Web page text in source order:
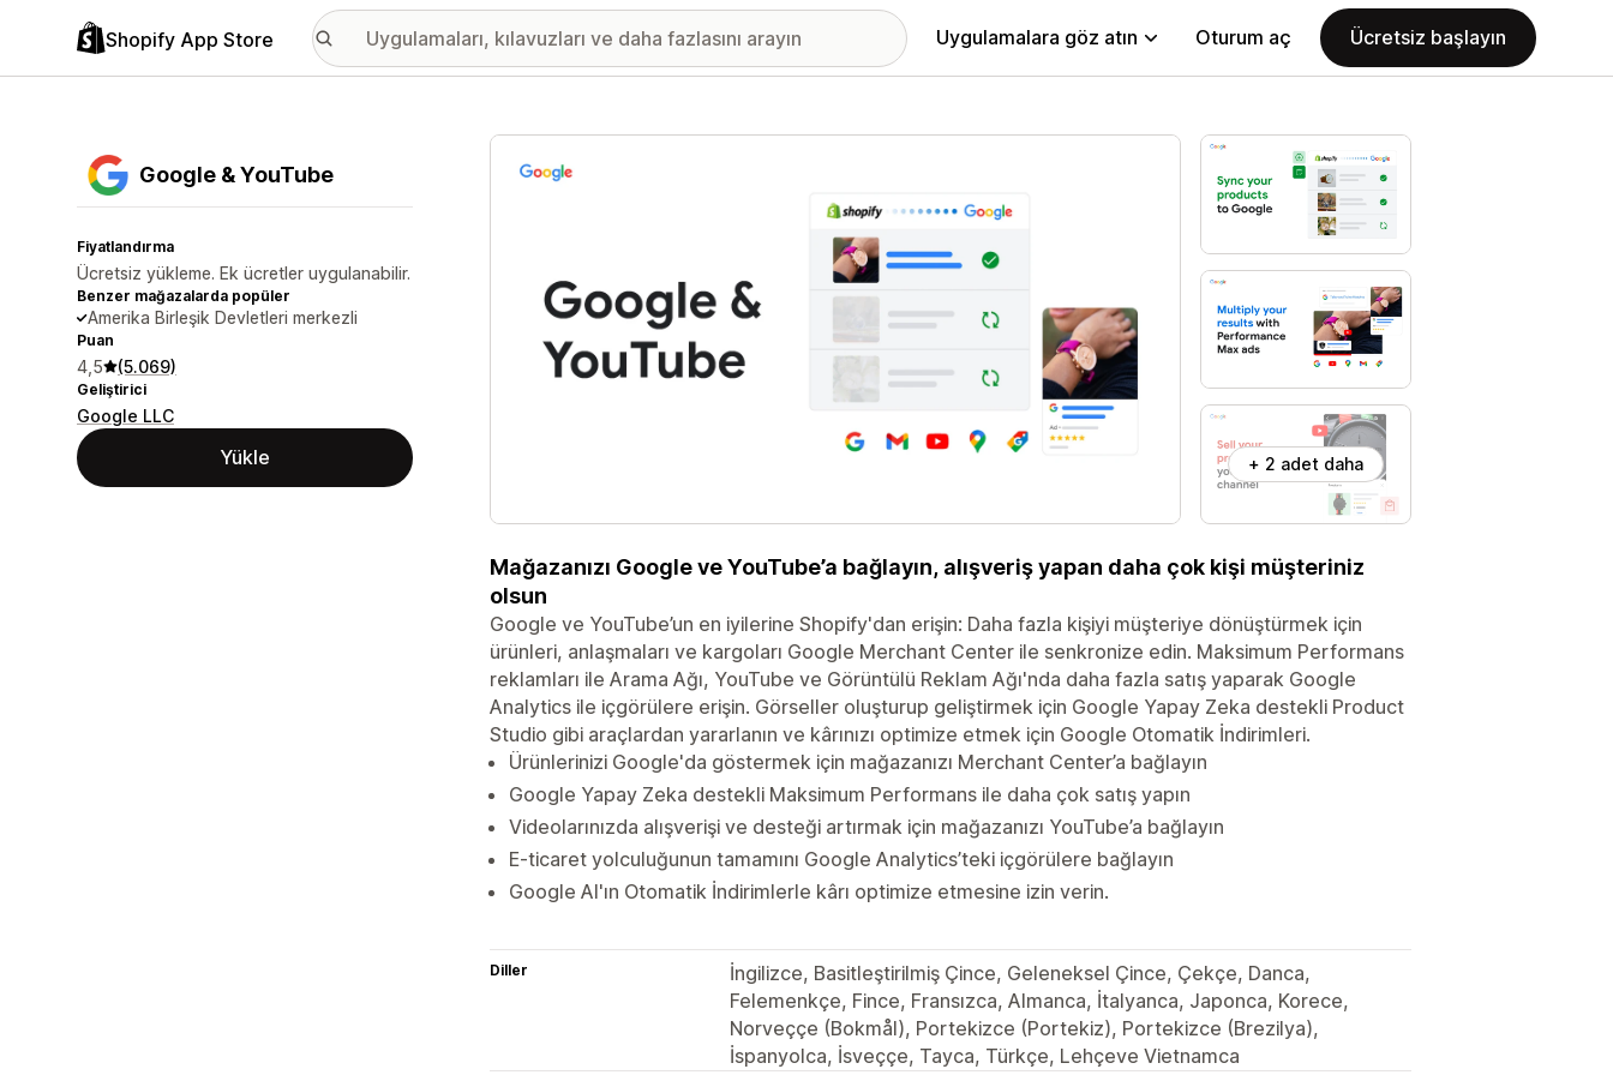
Shopify App Store Uygulamalara göz atın Oturum aç Ücretsiz başlayın
Google & YouTube
Fiyatlandırma
Ücretsiz yükleme. Ek ücretler uygulanabilir.
Benzer mağazalarda popüler
Amerika Birleşik Devletleri merkezli
Puan
4,5 (5.069)
Geliştirici
Google LLC
Yükle
Öne çıkan görsel galerisi
+ 2 adet daha
Mağazanızı Google ve YouTube’a bağlayın, alışveriş yapan daha çok kişi müşteriniz
olsun
Google ve YouTube’un en iyilerine Shopify'dan erişin: Daha fazla kişiyi müşteriye dönüştürmek için
ürünleri, anlaşmaları ve kargoları Google Merchant Center ile senkronize edin. Maksimum Performans
reklamları ile Arama Ağı, YouTube ve Görüntülü Reklam Ağı'nda daha fazla satış yaparak Google
Analytics ile içgörülere erişin. Görseller oluşturup geliştirmek için Google Yapay Zeka destekli Product
Studio gibi araçlardan yararlanın ve kârınızı optimize etmek için Google Otomatik İndirimleri.
Ürünlerinizi Google'da göstermek için mağazanızı Merchant Center’a bağlayın
Google Yapay Zeka destekli Maksimum Performans ile daha çok satış yapın
Videolarınızda alışverişi ve desteği artırmak için mağazanızı YouTube’a bağlayın
E-ticaret yolculuğunun tamamını Google Analytics’teki içgörülere bağlayın
Google AI'ın Otomatik İndirimlerle kârı optimize etmesine izin verin.
Diller
İngilizce, Basitleştirilmiş Çince, Geleneksel Çince, Çekçe, Danca,
Felemenkçe, Fince, Fransızca, Almanca, İtalyanca, Japonca, Korece,
Norveççe (Bokmål), Portekizce (Portekiz), Portekizce (Brezilya),
İspanyolca, İsveççe, Tayca, Türkçe, Lehçeve Vietnamca